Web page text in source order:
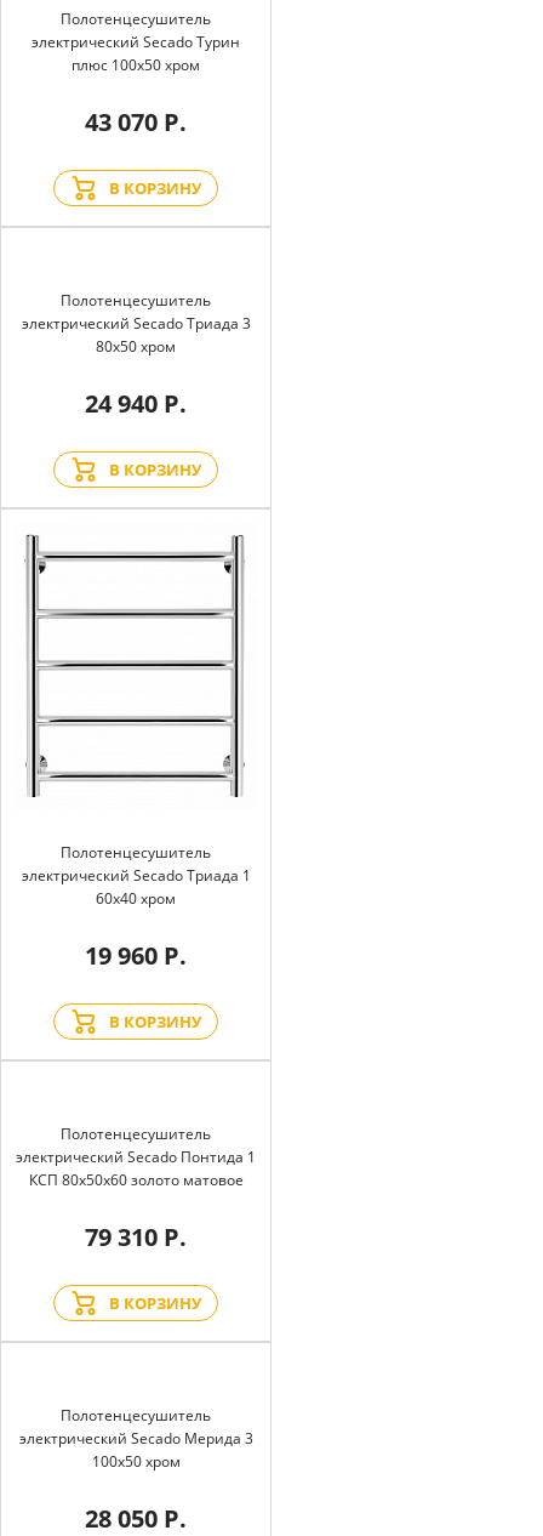
Полотенцесушитель
электрический Secado Турин
плюс 100x50 хром
43 070 Р.
В КОРЗИНУ
Полотенцесушитель
электрический Secado Триада 3
80x50 хром
24 940 Р.
В КОРЗИНУ
Полотенцесушитель
электрический Secado Триада 1
60x40 хром
19 960 Р.
В КОРЗИНУ
Полотенцесушитель
электрический Secado Понтида 1
КСП 80x50x60 золото матовое
79 310 Р.
В КОРЗИНУ
Полотенцесушитель
электрический Secado Мерида 3
100x50 хром
28 050 Р.